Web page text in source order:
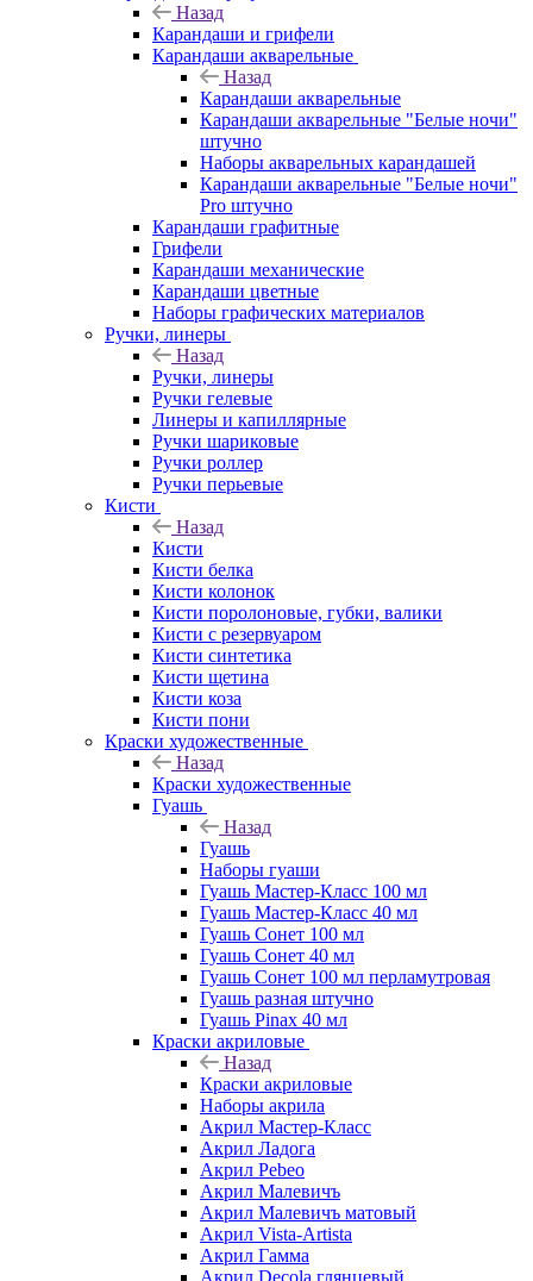
Назад
Карандаши и грифели
Карандаши акварельные
Назад
Карандаши акварельные
Карандаши акварельные "Белые ночи"
штучно
Наборы акварельных карандашей
Карандаши акварельные "Белые ночи"
Pro штучно
Карандаши графитные
Грифели
Карандаши механические
Карандаши цветные
Наборы графических материалов
Ручки, линеры
Назад
Ручки, линеры
Ручки гелевые
Линеры и капиллярные
Ручки шариковые
Ручки роллер
Ручки перьевые
Кисти
Назад
Кисти
Кисти белка
Кисти колонок
Кисти поролоновые, губки, валики
Кисти с резервуаром
Кисти синтетика
Кисти щетина
Кисти коза
Кисти пони
Краски художественные
Назад
Краски художественные
Гуашь
Назад
Гуашь
Наборы гуаши
Гуашь Мастер-Класс 100 мл
Гуашь Мастер-Класс 40 мл
Гуашь Сонет 100 мл
Гуашь Сонет 40 мл
Гуашь Сонет 100 мл перламутровая
Гуашь разная штучно
Гуашь Pinax 40 мл
Краски акриловые
Назад
Краски акриловые
Наборы акрила
Акрил Мастер-Класс
Акрил Ладога
Акрил Pebeo
Акрил Малевичъ
Акрил Малевичъ матовый
Акрил Vista-Artista
Акрил Гамма
Акрил Decola глянцевый